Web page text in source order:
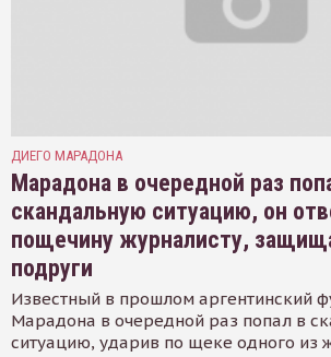
ДИЕГО МАРАДОНА
Марадона в очередной раз
скандальную ситуацию, он
пощечину журналисту,
подруги
Известный в прошлом аргентинский
Марадона в очередной раз попал в
ситуацию, ударив по щеке одного из